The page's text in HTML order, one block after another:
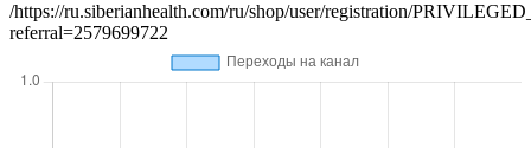
/https://ru.siberianhealth.com/ru/shop/user/registration/
referral=2579699722